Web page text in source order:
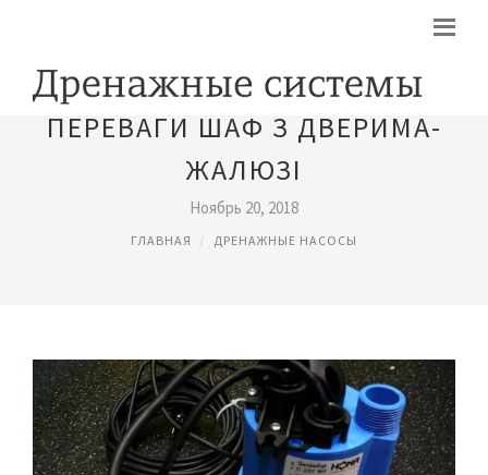
​ПЕРЕВАГИ ШАФ З ДВЕРИМА-
ЖАЛЮЗІ
Ноябрь 20, 2018
ГЛАВНАЯ ДРЕНАЖНЫЕ НАСОСЫ